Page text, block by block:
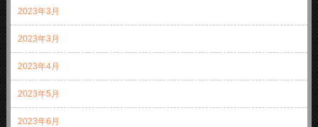
2023年3月
2023年3月
2023年4月
2023年5月
2023年6月